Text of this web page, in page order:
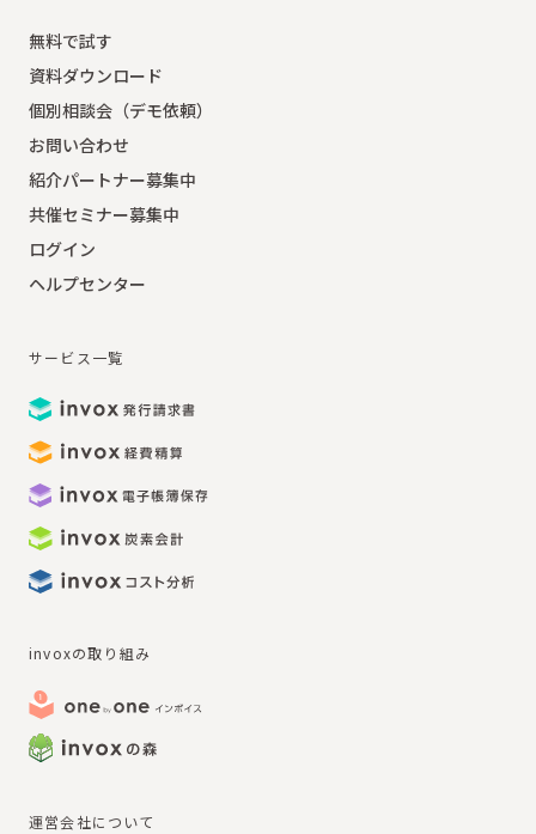
無料で試す
資料ダウンロード
個別相談会（デモ依頼）
お問い合わせ
紹介パートナー募集中
共催セミナー募集中
ログイン
ヘルプセンター
サービス一覧
invoxの取り組み
運営会社について